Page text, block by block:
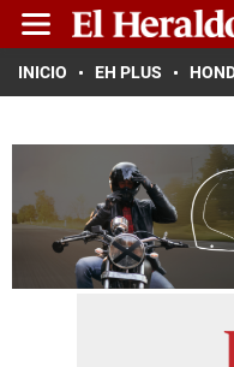
INICIO EH PLUS